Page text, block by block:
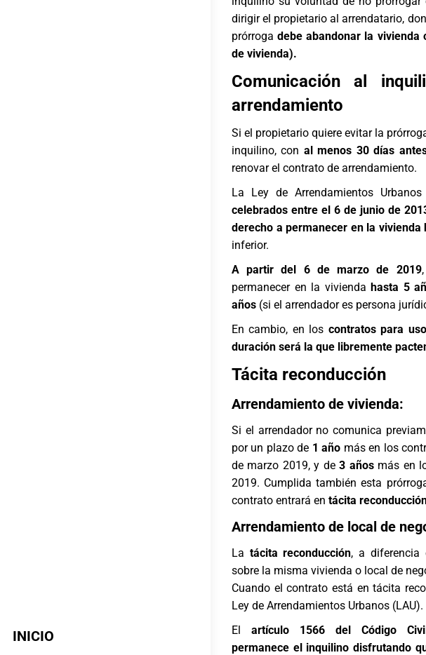
INICIO
dirigir el propietario al arrendatario,
prórrogadebe abandonar la
de vivienda).
Comunicación al
arrendamiento
Si el propietario quiere evitar la
inquilino, con al menos 30 días
renovar el contrato de arrendamiento.
La Ley de Arrendamientos
celebrados entre el 6 de junio de
derecho a permanecer en la vivienda
inferior.
A partir del 6 de marzo de 2019
permanecer en la viviendahasta 5
años (si el arrendador es persona
En cambio, en los contratos para
duración será la que libremente
Tácita reconducción
Arrendamiento de vivienda:
Si el arrendador no comunica
por un plazo de 1 año más en los
de marzo 2019, y de3 añosmás en
2019. Cumplida también esta
contrato entrará en tácita
Arrendamiento de local de
La tácita reconducción, a diferencia
sobre la misma vivienda o local de
Cuando el contrato está en tácita
Ley de Arrendamientos Urbanos (LAU).
El artículo 1566 del Código
permanece el inquilino disfrutando